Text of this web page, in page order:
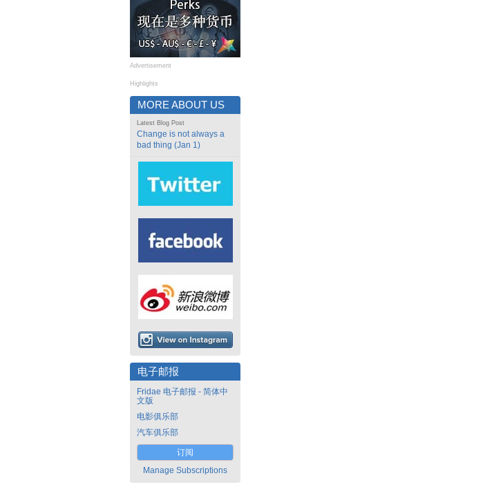
Advertisement
Highlights
MORE ABOUT US
Latest Blog Post
Change is not always a
bad thing (Jan 1)
电子邮报
Fridae 电子邮报 - 简体中
文版
电影俱乐部
汽车俱乐部
订阅
Manage Subscriptions